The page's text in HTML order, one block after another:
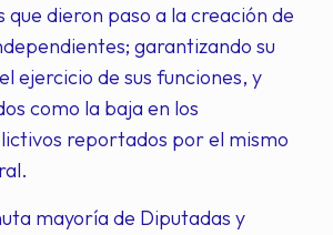
que dieron paso a la creación de
garantizando su
ejercicio de sus funciones, y
como la baja en los
reportados por el mismo
mayoría de Diputadas y